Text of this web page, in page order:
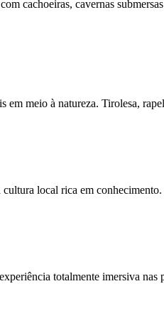
cachoeiras, cavernas
meio à natureza. Tirolesa,
local rica em
totalmente imersiva nas